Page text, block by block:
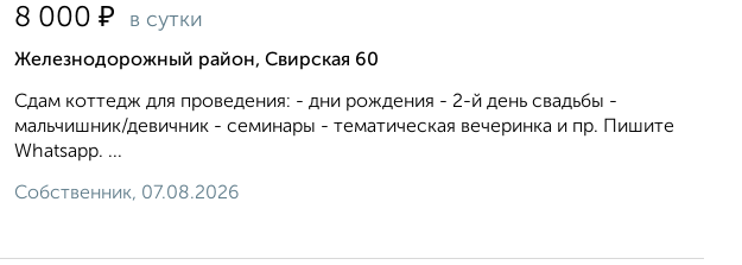
8 000 ₽ в сутки
Железнодорожный район, Свирская 60
Сдам коттедж для проведения: - дни рождения - 2-й день свадьбы -
мальчишник/девичник - семинары - тематическая вечеринка и пр. Пишите
Whatsapp. ...
Собственник, 07.08.2026